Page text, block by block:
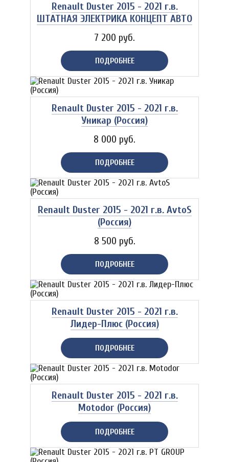
Renault Duster 2015 - 2021 г.в.
ШТАТНАЯ ЭЛЕКТРИКА КОНЦЕПТ АВТО
7 200 руб.
ПОДРОБНЕЕ
Renault Duster 2015 - 2021 г.в.
Уникар (Россия)
8 000 руб.
ПОДРОБНЕЕ
Renault Duster 2015 - 2021 г.в. AvtoS
(Россия)
8 500 руб.
ПОДРОБНЕЕ
Renault Duster 2015 - 2021 г.в.
Лидер-Плюс (Россия)
ПОДРОБНЕЕ
Renault Duster 2015 - 2021 г.в.
Motodor (Россия)
ПОДРОБНЕЕ